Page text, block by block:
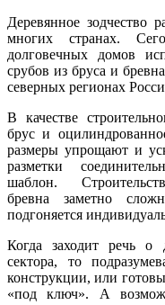
Деревянное зодчество
многих странах.
долговечных домов
срубов из бруса и
северных регионах
В качестве
брус и
размеры упрощают и
разметки
шаблон.
бревна заметно
подгоняется
Когда заходит речь о
сектора, то
конструкции, или
«под ключ». А